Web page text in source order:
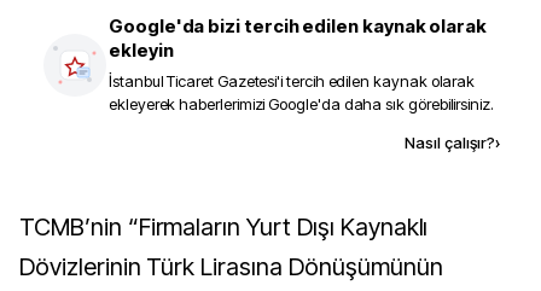
Google'da bizi tercih edilen kaynak olarak
ekleyin
İstanbul Ticaret Gazetesi'i tercih edilen kaynak olarak
ekleyerek haberlerimizi Google'da daha sık görebilirsiniz.
Nasıl çalışır?›
TCMB’nin “Firmaların Yurt Dışı Kaynaklı
Dövizlerinin Türk Lirasına Dönüşümünün